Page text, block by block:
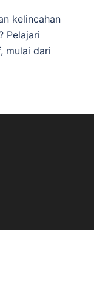
kelincahan
Pelajari
mulai dari